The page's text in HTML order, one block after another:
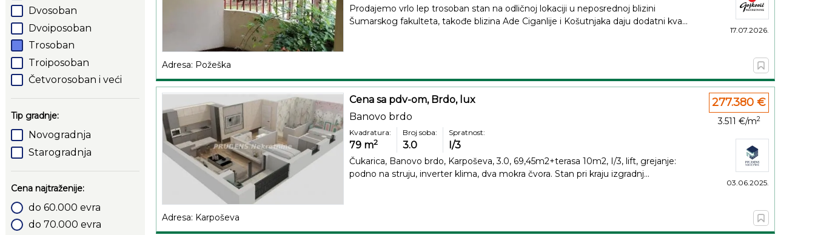
Dvosoban
Dvoiposoban
Trosoban
Troiposoban
Četvorosoban i veći
Tip gradnje:
Novogradnja
Starogradnja
Cena najtraženije:
do 60.000 evra
do 70.000 evra
Prodajemo vrlo lep trosoban stan na odličnoj lokaciji u neposrednoj blizini
Šumarskog fakulteta, takođe blizina Ade Ciganlije i Košutnjaka daju dodatni kva...
17.07.2026.
Adresa: Požeška
Cena sa pdv-om, Brdo, lux
Banovo brdo
Kvadratura:
79 m2
Broj soba:
3.0
Spratnost:
I/3
Čukarica, Banovo brdo, Karpoševa, 3.0, 69,45m2+terasa 10m2, I/3, lift, grejanje:
podno na struju, inverter klima, dva mokra čvora. Stan pri kraju izgradnj...
277.380 €
3.511 €/m2
03.06.2025.
Adresa: Karpoševa